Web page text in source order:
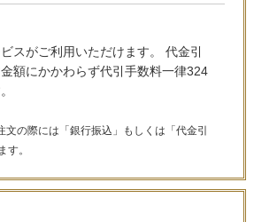
スがご利用いただけます。 代金引
額にかかわらず代引手数料一律324
の際には「銀行振込」もしくは「代金引
す。